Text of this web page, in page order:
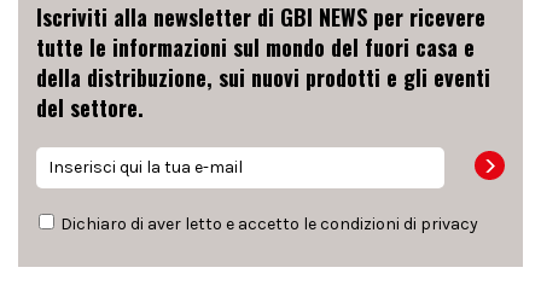
Iscriviti alla newsletter di GBI NEWS per ricevere
tutte le informazioni sul mondo del fuori casa e
della distribuzione, sui nuovi prodotti e gli eventi
del settore.
Dichiaro di aver letto e accetto le condizioni di privacy